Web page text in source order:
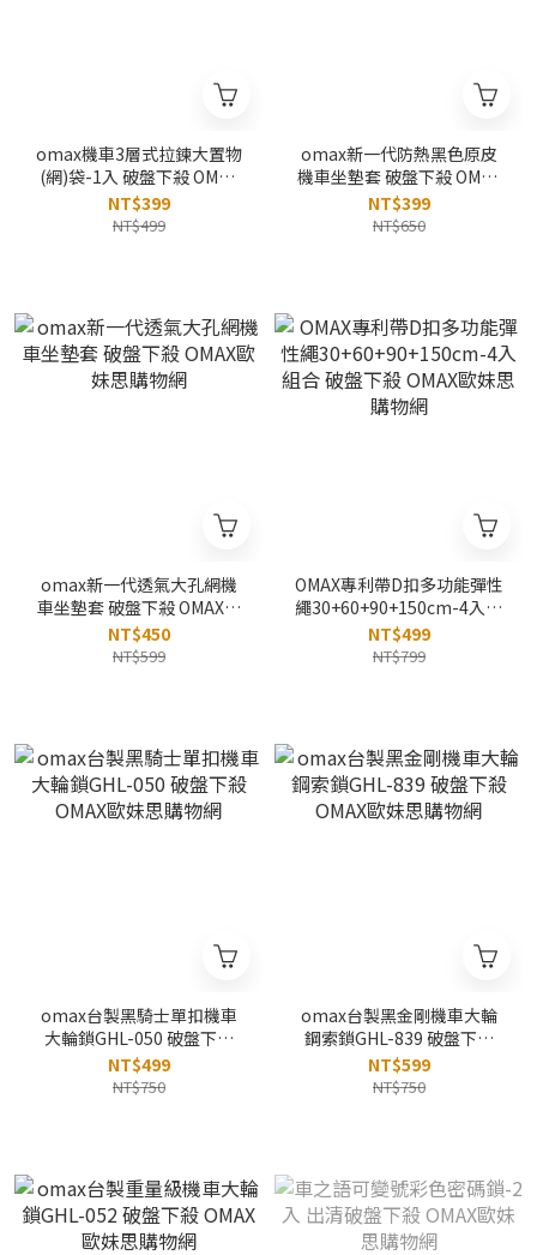
omax機車3層式拉鍊大置物
(網)袋-1入 破盤下殺 OMAX
歐妹思購物網
NT$399
NT$499
omax新一代防熱黑色原皮
機車坐墊套 破盤下殺 OMAX
歐妹思購物網
NT$399
NT$650
omax新一代透氣大孔網機
車坐墊套 破盤下殺 OMAX歐
妹思購物網
NT$450
NT$599
OMAX專利帶D扣多功能彈性
繩30+60+90+150cm-4入組
合 破盤下殺 OMAX歐妹思購
物網
NT$499
NT$799
omax台製黑騎士單扣機車
大輪鎖GHL-050 破盤下殺
OMAX歐妹思購物網
NT$499
NT$750
omax台製黑金剛機車大輪
鋼索鎖GHL-839 破盤下殺
OMAX歐妹思購物網
NT$599
NT$750